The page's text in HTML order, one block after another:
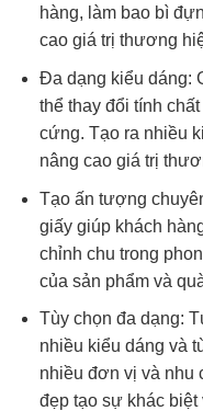
hàng, làm bao bì
cao giá trị thương
Đa dạng kiểu dáng:
thể thay đổi tính
cứng. Tạo ra nhiều
nâng cao giá trị
Tạo ấn tượng
giấy giúp khách
chỉnh chu trong
của sản phẩm và
Tùy chọn đa dạng:
nhiều kiểu dáng và
nhiều đơn vị và nhu
đẹp tạo sự khác biệt